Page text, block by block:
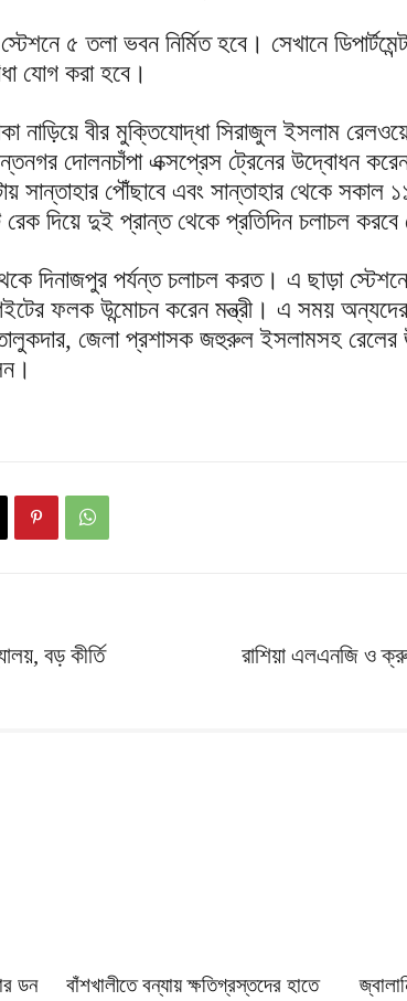
৫ তলা ভবন নির্মিত হবে। সেখানে
যোগ করা হবে।
নাড়িয়ে বীর মুক্তিযোদ্ধা সিরাজুল ইসলাম
দোলনচাঁপা এক্সপ্রেস ট্রেনের উদ্বোধন
সান্তাহার পৌঁছাবে এবং সান্তাহার থেকে সকাল
রেক দিয়ে দুই প্রান্ত থেকে প্রতিদিন চলাচল করবে
দিনাজপুর পর্যন্ত চলাচল করত। এ ছাড়া স্টেশনে
ফলক উন্মোচন করেন মন্ত্রী। এ সময় অন্যদের
জেলা প্রশাসক জহুরুল ইসলামসহ রেলের
বড় কীর্তি রাশিয়া এলএনজি ও
ডন
বাঁশখালীতে বন্যায় ক্ষতিগ্রস্তদের হাতে